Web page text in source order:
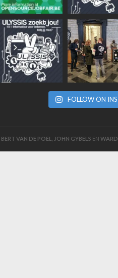
FOLLOW ON
BERT VAN DE POEL JOHN GYBELS EN